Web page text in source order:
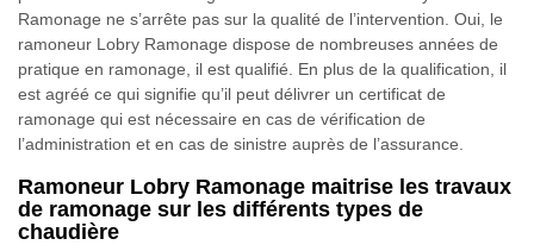
Ramonage ne s’arrête pas sur la qualité de l’intervention. Oui, le
ramoneur Lobry Ramonage dispose de nombreuses années de
pratique en ramonage, il est qualifié. En plus de la qualification, il
est agréé ce qui signifie qu’il peut délivrer un certificat de
ramonage qui est nécessaire en cas de vérification de
l’administration et en cas de sinistre auprès de l’assurance.
Ramoneur Lobry Ramonage maitrise les travaux
de ramonage sur les différents types de
chaudière